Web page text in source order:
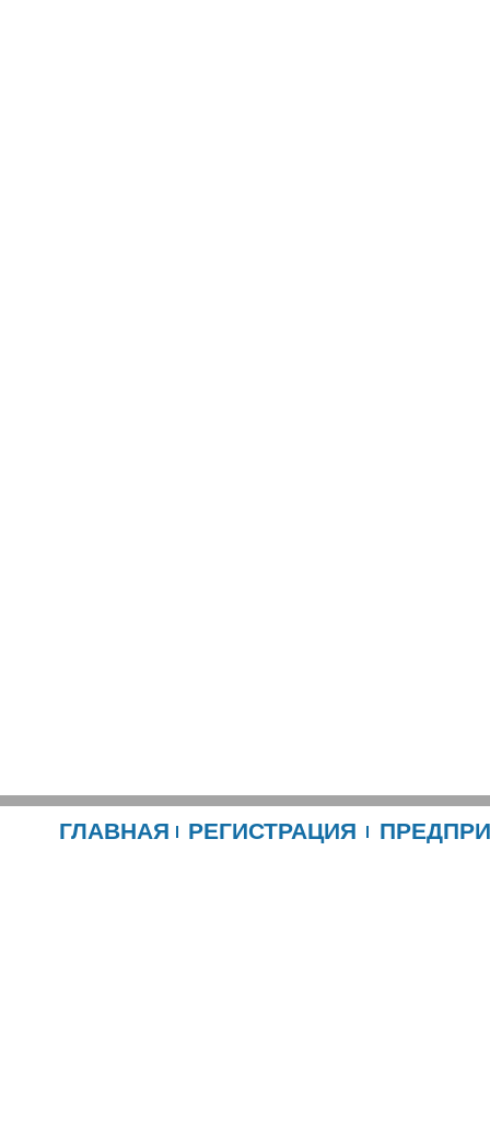
ГЛАВНАЯ РЕГИСТРАЦИЯ